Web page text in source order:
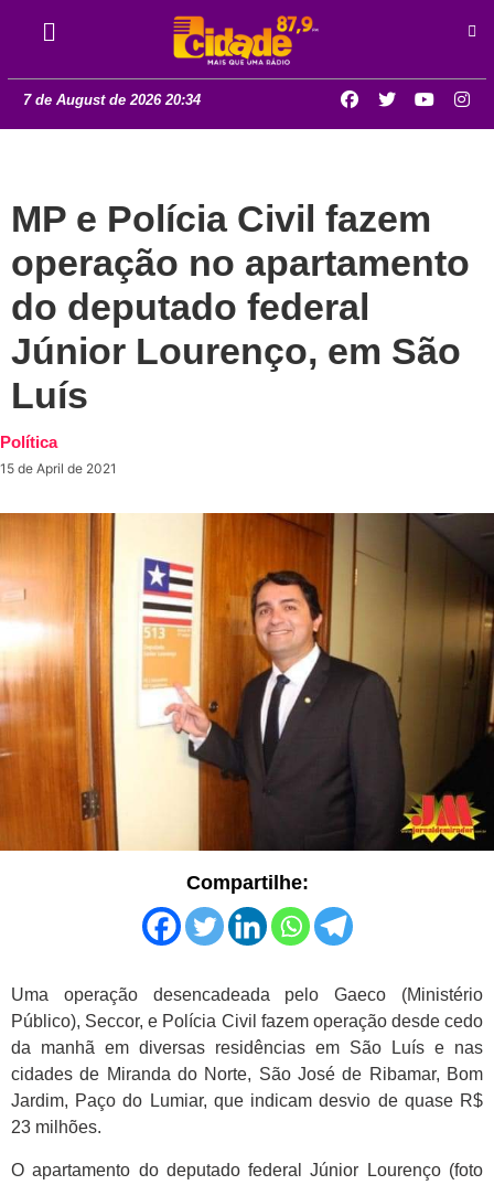
7 de August de 2026 20:34
MP e Polícia Civil fazem
operação no apartamento
do deputado federal
Júnior Lourenço, em São
Luís
Política
15 de April de 2021
Compartilhe:
Uma operação desencadeada pelo Gaeco (Ministério
Público), Seccor, e Polícia Civil fazem operação desde cedo
da manhã em diversas residências em São Luís e nas
cidades de Miranda do Norte, São José de Ribamar, Bom
Jardim, Paço do Lumiar, que indicam desvio de quase R$
23 milhões.
O apartamento do deputado federal Júnior Lourenço (foto